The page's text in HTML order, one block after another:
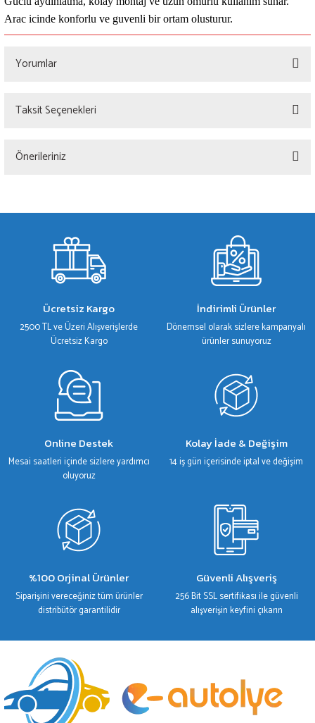
Arac icinde konforlu ve guvenli bir ortam olusturur.
Yorumlar
Taksit Seçenekleri
Önerileriniz
gördüğünüz noktaları öneri formunu kullanarak tarafımıza iletebilirsiniz.
Ürün resmi kalitesiz, bozuk veya görüntülenemiyor.
Ürün açıklamasında eksik bilgiler bulunuyor.
Ürün fiyatı diğer sitelerden daha pahalı.
Bu ürüne benzer farklı alternatifler olmalı.
Ücretsiz Kargo
2500 TL ve Üzeri Alışverişlerde
Ücretsiz Kargo
İndirimli Ürünler
Dönemsel olarak sizlere kampanyalı
ürünler sunuyoruz
Online Destek
Mesai saatleri içinde sizlere yardımcı
oluyoruz
Kolay İade & Değişim
14 iş gün içerisinde iptal ve değişim
%100 Orjinal Ürünler
Siparişini vereceğiniz tüm ürünler
distribütör garantilidir
Güvenli Alışveriş
256 Bit SSL sertifikası ile güvenli
alışverişin keyfini çıkarın